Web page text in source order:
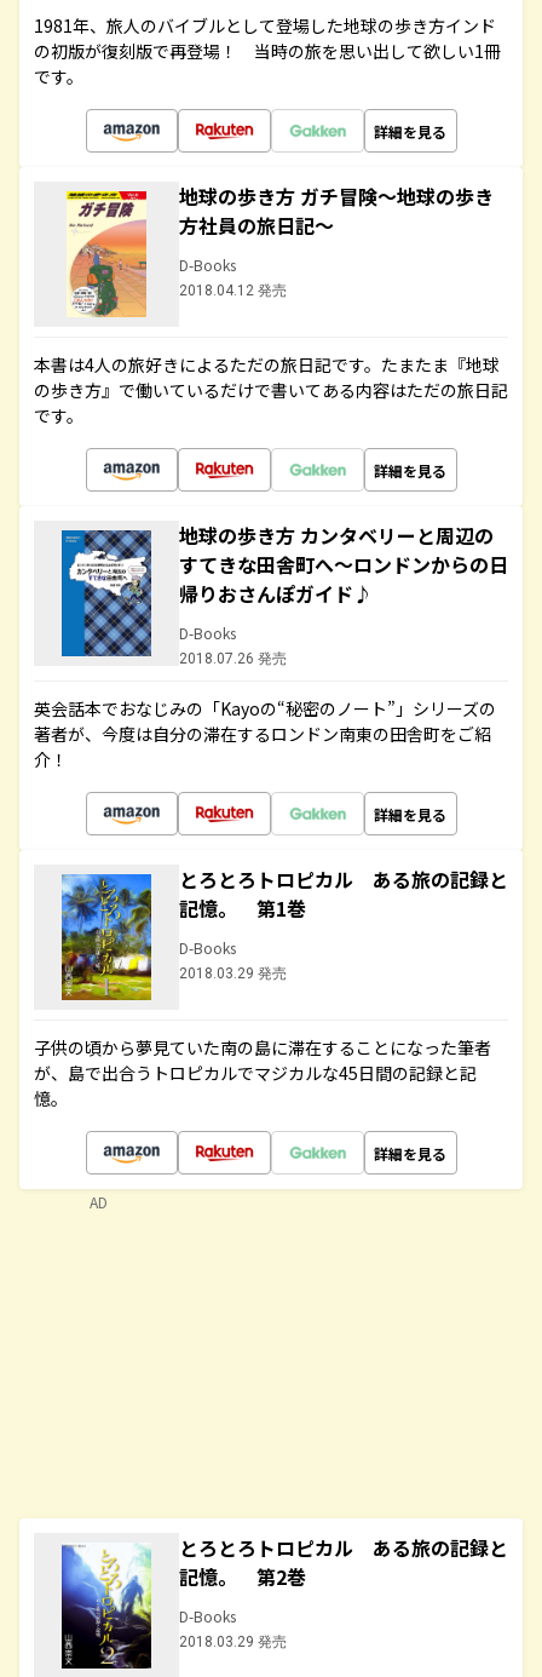
1981年、旅人のバイブルとして登場した地球の歩き方インド
の初版が復刻版で再登場！ 当時の旅を思い出して欲しい1冊
です。
詳細を見る
地球の歩き方 ガチ冒険～地球の歩き
方社員の旅日記～
D-Books
2018.04.12 発売
本書は4人の旅好きによるただの旅日記です。たまたま『地球
の歩き方』で働いているだけで書いてある内容はただの旅日記
です。
詳細を見る
地球の歩き方 カンタベリーと周辺の
すてきな田舎町へ～ロンドンからの日
帰りおさんぽガイド♪
D-Books
2018.07.26 発売
英会話本でおなじみの「Kayoの“秘密のノート”」シリーズの
著者が、今度は自分の滞在するロンドン南東の田舎町をご紹
介！
詳細を見る
とろとろトロピカル ある旅の記録と
記憶。 第1巻
D-Books
2018.03.29 発売
子供の頃から夢見ていた南の島に滞在することになった筆者
が、島で出合うトロピカルでマジカルな45日間の記録と記
憶。
詳細を見る
とろとろトロピカル ある旅の記録と
記憶。 第2巻
D-Books
2018.03.29 発売
AD